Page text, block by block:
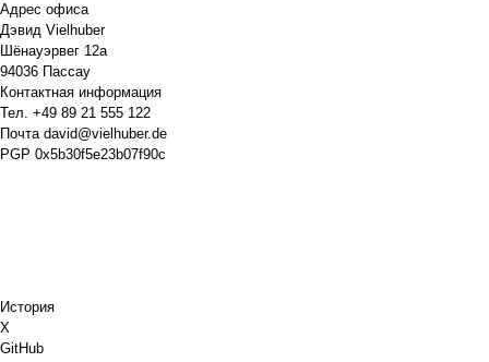
Адрес офиса
Дэвид Vielhuber
Шёнауэрвег 12а
94036 Пассау
Контактная информация
Тел. +49 89 21 555 122
Почта david@vielhuber.de
PGP 0x5b30f5e23b07f90c
История
X
GitHub